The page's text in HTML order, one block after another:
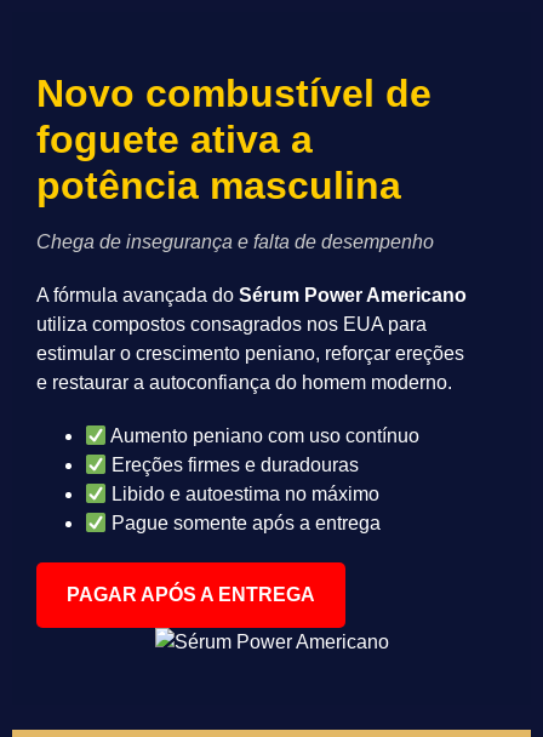
Novo combustível de
foguete ativa a
potência masculina
Chega de insegurança e falta de desempenho
A fórmula avançada do Sérum Power Americano
utiliza compostos consagrados nos EUA para
estimular o crescimento peniano, reforçar ereções
e restaurar a autoconfiança do homem moderno.
Aumento peniano com uso contínuo
Ereções firmes e duradouras
Libido e autoestima no máximo
Pague somente após a entrega
PAGAR APÓS A ENTREGA